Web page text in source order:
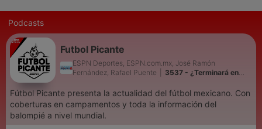
Podcasts
Futbol Picante
ESPN Deportes, ESPN.com.mx, José Ramón
Fernández, Rafael Puente
3537 - ¿Terminará en
González?
Fútbol Picante presenta la actualidad del fútbol mexicano. Con
coberturas en campamentos y toda la información del
balompié a nivel mundial.